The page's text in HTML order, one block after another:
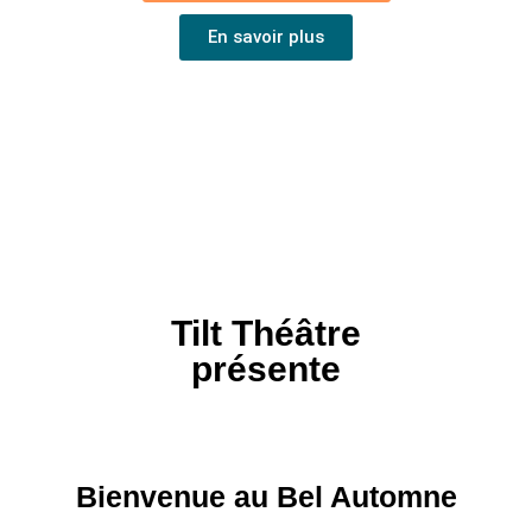
En savoir plus
Tilt Théâtre
présente
Bienvenue au Bel Automne